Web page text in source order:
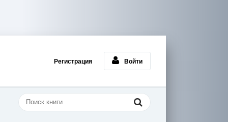
Регистрация Войти